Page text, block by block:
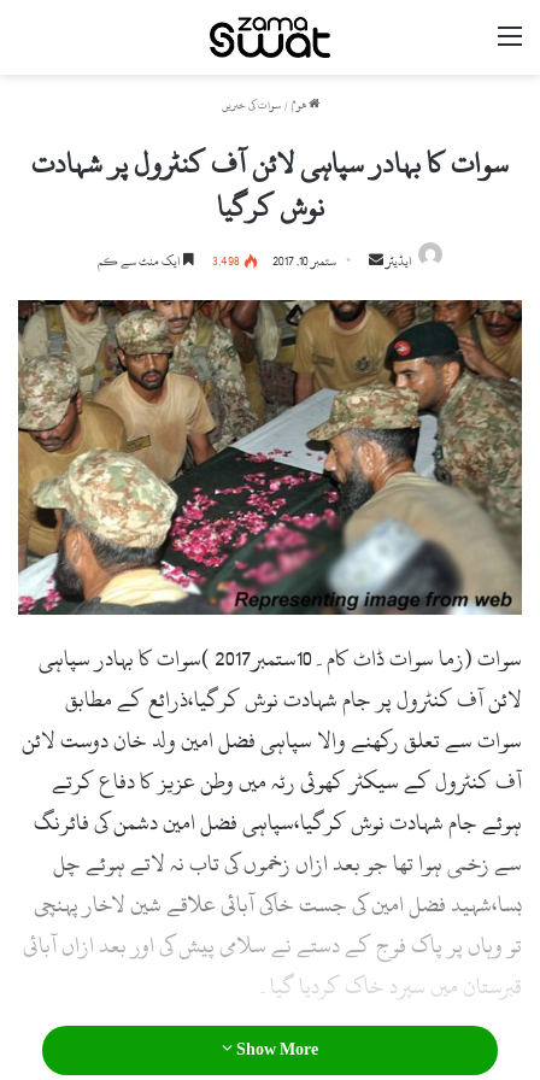
ھوم / سوات کی خبریں
سوات کا بہادر سپاہی لائن آف کنٹرول پر شہادت
نوش کرگیا
ایڈیٹر
n
a
n
e
m
a
l
ستمبر 10, 2017 3,498 ایک منٹ سے کم
سوات (زما سوات ڈاٹ کام۔10ستمبر2017 )سوات کا بہادر سپاہی
لائن آف کنٹرول پر جام شہادت نوش کرگیا،ذرائع کے مطابق
سوات سے تعلق رکھنے والا سپاہی فضل امین ولد خان دوست لائن
آف کنٹرول کے سیکٹر کھوئی رٹہ میں وطن عزیز کا دفاع کرتے
ہوئے جام شہادت نوش کرگیا،سپاہی فضل امین دشمن کی فائرنگ
سے زخمی ہوا تھا جو بعد ازاں زخموں کی تاب نہ لاتے ہوئے چل
بسا،شہید فضل امین کی جست خاکی آبائی علاقے شین لاخار پہنچی
تو وہاں پر پاک فوج کے دستے نے سلامی پیش کی اور بعد ازاں آبائی
قبرستان میں سپرد خاک کردیا گیا۔
Show More